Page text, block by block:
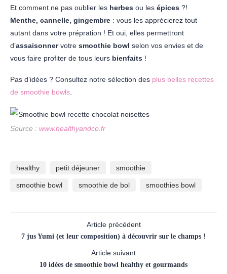
Et comment ne pas oublier les herbes ou les épices ?!
Menthe, cannelle, gingembre : vous les apprécierez tout
autant dans votre prépration ! Et oui, elles permettront
d’assaisonnervotre smoothie bowl selon vos envies et de
vous faire profiter de tous leurs bienfaits !
Pas d’idées ? Consultez notre sélection des plus belles recettes
de smoothie bowls
Source : www.healthyandco.fr
healthy petit déjeuner smoothie
smoothie bowl smoothie de bol smoothies bowl
Article précédent
7 jus Yumi (et leur composition) à découvrir sur le champs !
Article suivant
10 idées de smoothie bowl healthy et gourmands